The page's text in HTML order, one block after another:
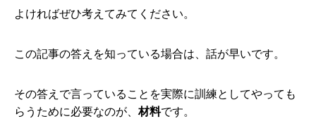
よければぜひ考えてみてください。
この記事の答えを知っている場合は、話が早いです。
その答えで言っていることを実際に訓練としてやっても
らうために必要なのが、材料です。